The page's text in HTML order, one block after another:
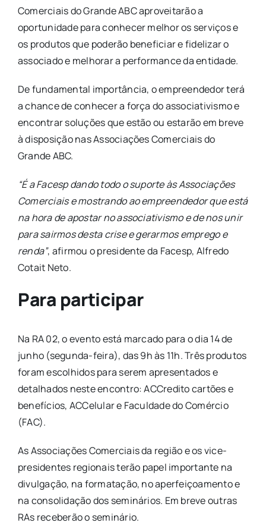
Comerciais do Grande ABC aproveitarão a
oportunidade para conhecer melhor os serviços e
os produtos que poderão beneficiar e fidelizar o
associado e melhorar a performance da entidade.
De fundamental importância, o empreendedor terá
a chance de conhecer a força do associativismo e
encontrar soluções que estão ou estarão em breve
à disposição nas Associações Comerciais do
Grande ABC.
“É a Facesp dando todo o suporte às Associações
Comerciais e mostrando ao empreendedor que está
na hora de apostar no associativismo e de nos unir
para sairmos desta crise e gerarmos emprego e
renda”, afirmou o presidente da Facesp, Alfredo
Cotait Neto.
Para participar
Na RA 02, o evento está marcado para o dia 14 de
junho (segunda-feira), das 9h às 11h. Três produtos
foram escolhidos para serem apresentados e
detalhados neste encontro: ACCredito cartões e
benefícios, ACCelular e Faculdade do Comércio
(FAC).
As Associações Comerciais da região e os vice-
presidentes regionais terão papel importante na
divulgação, na formatação, no aperfeiçoamento e
na consolidação dos seminários. Em breve outras
RAs receberão o seminário.